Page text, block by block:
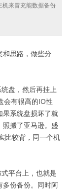
来冒充能数据备份
思路，做些分
盘，然后再挂上
会有很高的IO性
果系统盘损坏了就
搬了亚马逊。盛
比较背，同一个机
平台上，也就是
多份备份。同时阿